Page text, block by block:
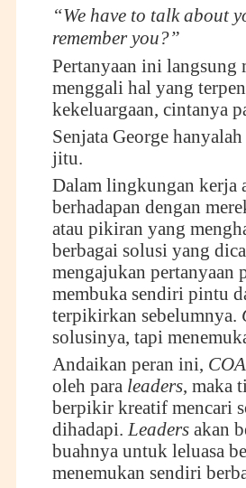
“We have to talk about
remember you?”
Pertanyaan ini langsung
menggali hal yang
kekeluargaan, cintanya
Senjata George
jitu.
Dalam lingkungan kerja
berhadapan dengan
atau pikiran yang
berbagai solusi yang
mengajukan
membuka sendiri pintu
terpikirkan sebelumnya.
solusinya, tapi
Andaikan peran ini,
oleh para leaders, maka
berpikir kreatif mencari
dihadapi. Leadersakan
buahnya untuk leluasa
menemukan sendiri